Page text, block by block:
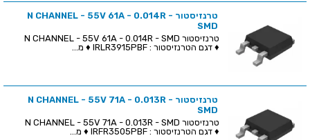
טרנזיסטור N CHANNEL - 55V 61A - 0.014R -
SMD
♦ דגם הטרנזיסטור : IRLR3915PBF ♦ מ...
טרנזיסטור N CHANNEL - 55V 71A - 0.013R -
SMD
♦ דגם הטרנזיסטור : IRFR3505PBF ♦ מ...